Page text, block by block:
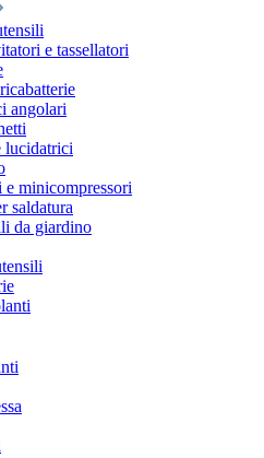
e tassellatori
angolari
lucidatrici
e minicompressori
saldatura
da giardino